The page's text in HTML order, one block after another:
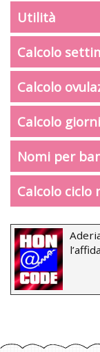
Utilità
Calcolo
Calcolo
Calcolo
Nomi per
Calcolo ciclo